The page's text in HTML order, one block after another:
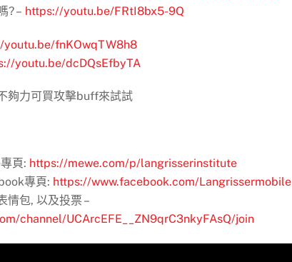
? – https://youtu.be/FRtI8bx5-9Q
youtu.be/fnKOwqTW8h8
youtu.be/dcDQsEfbyTA
夠力可買攻擊buff來試試
頁: https://mewe.com/p/langrisserinstitute
專頁: https://www.facebook.com/Langrissermobile
情包, 以及投票 –
channel/UCArcEFE__ZN9qrC3nkyFAsQ/join